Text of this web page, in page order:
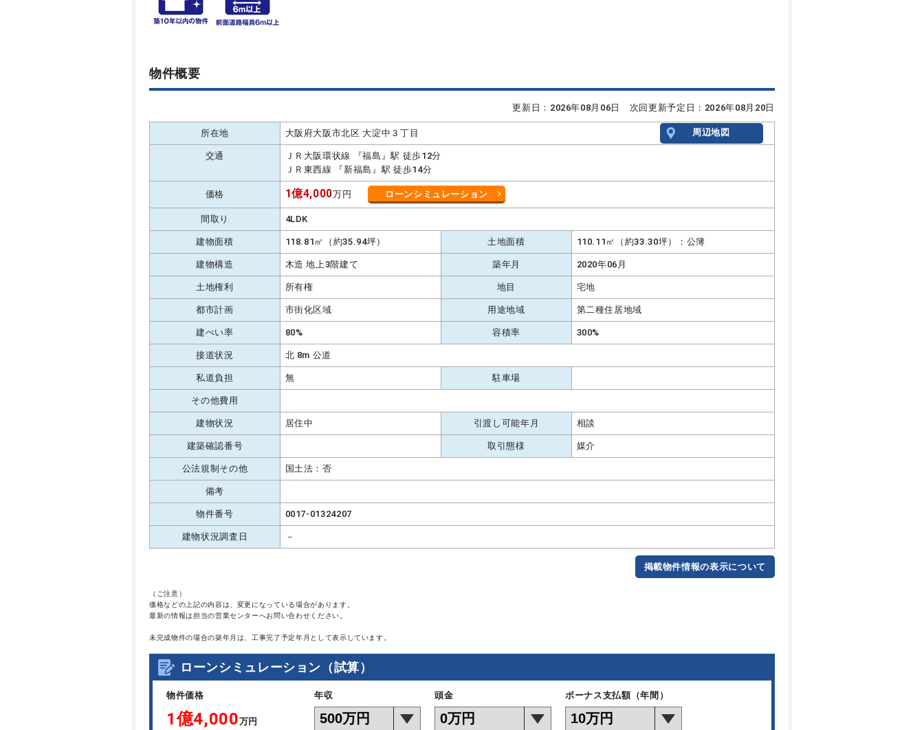
物件概要
更新日：2026年08月06日 次回更新予定日：2026年08月20日
所在地 大阪府大阪市北区 大淀中３丁目 周辺地図
交通
ＪＲ大阪環状線 『福島』駅 徒歩12分
ＪＲ東西線 『新福島』駅 徒歩14分
価格 1億4,000万円 ローンシミュレーション
間取り 4LDK
建物面積 118.81㎡（約35.94坪） 土地面積 110.11㎡（約33.30坪）：公簿
建物構造 木造 地上3階建て 築年月 2020年06月
土地権利 所有権 地目 宅地
都市計画 市街化区域 用途地域 第二種住居地域
建ぺい率 80% 容積率 300%
接道状況 北 8m 公道
私道負担 無 駐車場
その他費用
建物状況 居住中 引渡し可能年月 相談
建築確認番号 取引態様 媒介
公法規制その他 国土法：否
備考
物件番号 0017-01324207
建物状況調査日 －
掲載物件情報の表示について
（ご注意）
価格などの上記の内容は、変更になっている場合があります。
最新の情報は担当の営業センターへお問い合わせください。
未完成物件の場合の築年月は、工事完了予定年月として表示しています。
ローンシミュレーション（試算）
物件価格
1億4,000万円
年収 頭金 ボーナス支払額（年間）